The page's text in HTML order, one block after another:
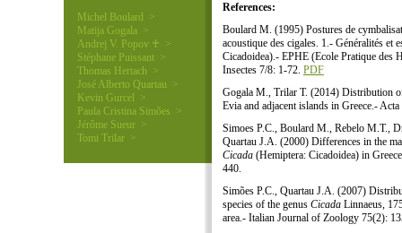
References:
Boulard M. (1995) Postures de
acoustique des cigales. 1.- Généralités et
Cicadoidea).- EPHE (Ecole Pratique des
Insectes 7/8: 1-72. PDF
Gogala M., Trilar T. (2014) Distribution
Evia and adjacent islands in Greece.-
Simoes P.C., Boulard M., Rebelo M.T.,
Quartau J.A. (2000) Differences in the
Cicada (Hemiptera: Cicadoidea) in
440.
Simões P.C., Quartau J.A. (2007)
species of the genus Cicada Linnaeus,
area.- Italian Journal of Zoology 75(2):
Michel Boulard >
Matija Gogala >
Andrej V. Popov ♰ >
Stéphane Puissant >
Thomas Hertach >
José Alberto Quartau >
Kevin Gurcel >
Paula Cristina Simões >
Jérôme Sueur >
Tomi Trilar >